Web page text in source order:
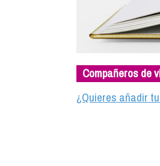
Compañeros de
¿Quieres añadir